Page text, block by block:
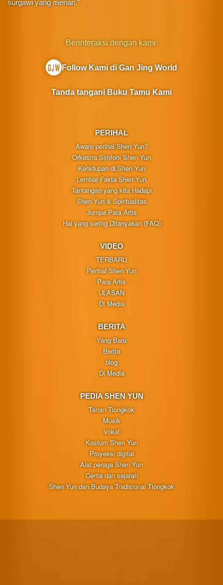
surgawi yang menari."
PERIHAL
Awam perihal Shen Yun?
Orkestra Simfoni Shen Yun
Kehidupan di Shen Yun
Lembar Fakta Shen Yun
Tantangan yang kita Hadapi
Shen Yun & Spiritualitas
Jumpa Para Artis
Hal yang sering Ditanyakan (FAQ)
VIDEO
TERBARU
Perihal Shen Yun
Para Artis
ULASAN
Di Media
BERITA
Yang Baru
Berita
blog
Di Media
PEDIA SHEN YUN
Tarian Tiongkok
Musik
Vokal
Kostum Shen Yun
Proyeksi digital
Alat peraga Shen Yun
Cerita dan sejarah
Shen Yun dan Budaya Tradisional Tiongkok
Berinteraksi dengan kami:
Follow Kami di Gan Jing World
Tanda tangani Buku Tamu Kami